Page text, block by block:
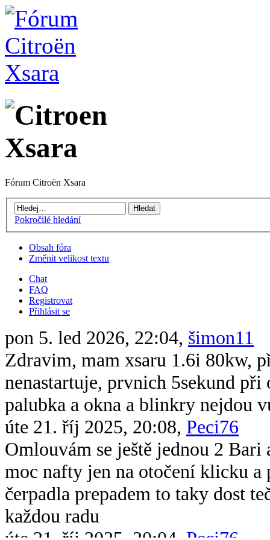
Fórum Citroën Xsara
Pokročilé hledání
Obsah fóra
Změnit velikost textu
Chat
FAQ
Registrovat
Přihlásit se
pon 5. led 2026, 22:04, šimon11
Zdravim, mam xsaru 1.6i 80kw,
nenastartuje, prvnich 5sekund
palubka a okna a blinkry nejdou
úte 21. říj 2025, 20:08, Peci76
Omlouvám se ještě jednou 2 Bari
moc nafty jen na otočení klicku a
čerpadla prepadem to taky dost
každou radu